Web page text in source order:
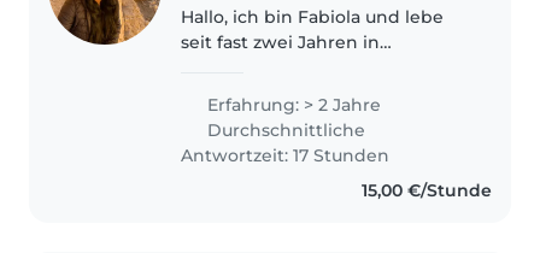
Hallo, ich bin Fabiola und lebe
seit fast zwei Jahren in
eine Ausbildung. Um zusätzlich
Geld zu verdienen, würde ich
gerne als Babysitterin arbeiten...
Erfahrung: > 2 Jahre
Durchschnittliche
Antwortzeit: 17 Stunden
15,00 €/Stunde